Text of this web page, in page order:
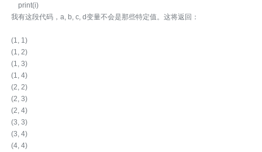
print(i)
我有这段代码，a, b, c, d变量不会是那些特定值。这将返回：
(1, 1)
(1, 2)
(1, 3)
(1, 4)
(2, 2)
(2, 3)
(2, 4)
(3, 3)
(3, 4)
(4, 4)